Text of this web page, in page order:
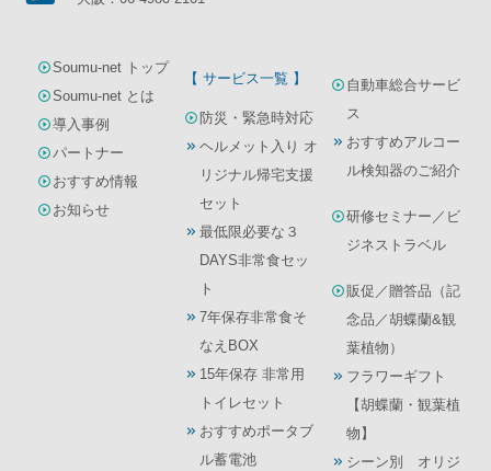
Soumu-net トップ
Soumu-net とは
導入事例
パートナー
おすすめ情報
お知らせ
【 サービス一覧 】
防災・緊急時対応
ヘルメット入り オ
リジナル帰宅支援
セット
最低限必要な３
DAYS非常食セッ
ト
7年保存非常食そ
なえBOX
15年保存 非常用
トイレセット
おすすめポータブ
ル蓄電池
自動車総合サービ
ス
おすすめアルコー
ル検知器のご紹介
研修セミナー／ビ
ジネストラベル
販促／贈答品（記
念品／胡蝶蘭&観
葉植物）
フラワーギフト
【胡蝶蘭・観葉植
物】
シーン別 オリジ